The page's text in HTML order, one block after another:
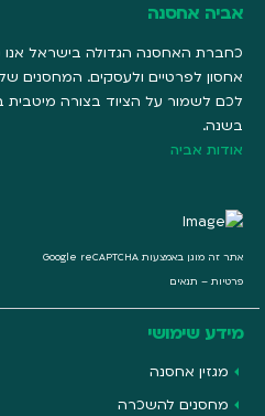
אביה אחסנה
כחברת האחסנה הגדולה בישראל אנו
אחסון לפרטיים ולעסקים. המחסנים
לכם לשמור על הציוד בצורה מיטבית
בשנה.
אודות אביה
אתר זה מוגן באמצעות Google reCAPTCHA
פרטיות – תנאים
מידע שימושי
מגזין אחסנה
מחסנים להשכרה